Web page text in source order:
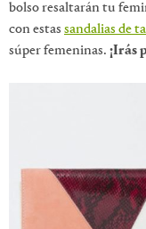
bolso resaltarán tu
con estas sandalias de
súper femeninas. ¡Irás